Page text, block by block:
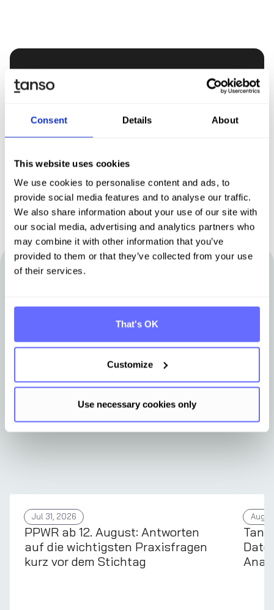
Consent Details About
This website uses cookies
We use cookies to personalise content and ads, to
provide social media features and to analyse our traffic.
We also share information about your use of our site with
our social media, advertising and analytics partners who
may combine it with other information that you’ve
provided to them or that they’ve collected from your use
of their services.
That's OK
Customize
Use necessary cookies only
Entdecken Sie Tanso –
Ihre Komplett­lösung für
Nachhaltigkeit
Demo buchen
sein könnten
Erfahren Sie Neuigkeiten aus dem Tansoversum.
Jul 31, 2026
PPWR ab 12. August: Antworten
auf die wichtigsten Praxisfragen
kurz vor dem Stichtag
Aug